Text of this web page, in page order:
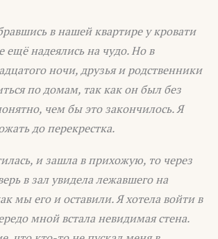
в нашей квартире у кровати
ещё надеялись на чудо. Но в
ночи, друзья и родственники
по домам, так как он был без
чем бы это закончилось. Я
до перекрестка.
и зашла в прихожую, то через
в зал увидела лежавшего на
мы его и оставили. Я хотела войти в
мной встала невидимая стена.